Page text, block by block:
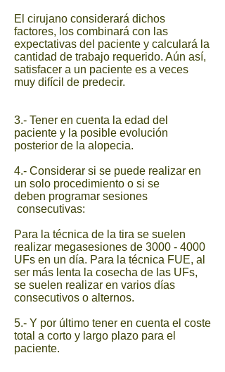
El cirujano considerará dichos
factores, los combinará con las
expectativas del paciente y calculará la
cantidad de trabajo requerido. Aún así,
satisfacer a un paciente es a veces
muy difícil de predecir.
3.- Tener en cuenta la edad del
paciente y la posible evolución
posterior de la alopecia.
4.- Considerar si se puede realizar en
un solo procedimiento o si se
deben programar sesiones
consecutivas:
Para la técnica de la tira se suelen
realizar megasesiones de 3000 - 4000
UFs en un día. Para la técnica FUE, al
ser más lenta la cosecha de las UFs,
se suelen realizar en varios días
consecutivos o alternos.
5.- Y por último tener en cuenta el coste
total a corto y largo plazo para el
paciente.